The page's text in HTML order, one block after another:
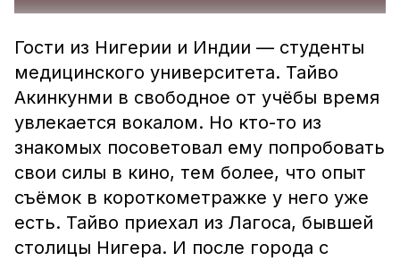
Гости из Нигерии и Индии — студенты
медицинского университета. Тайво
Акинкунми в свободное от учёбы время
увлекается вокалом. Но кто-то из
знакомых посоветовал ему попробовать
свои силы в кино, тем более, что опыт
съёмок в короткометражке у него уже
есть. Тайво приехал из Лагоса, бывшей
столицы Нигера. И после города с